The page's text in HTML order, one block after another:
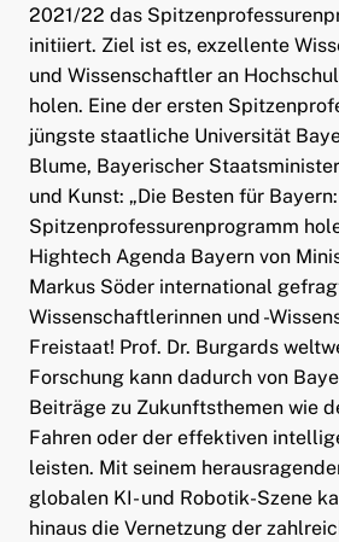
2021/22 das
initiiert. Ziel ist es, exzellente
und Wissenschaftler an
holen. Eine der ersten
jüngste staatliche Universität
Blume, Bayerischer
und Kunst: „Die Besten für
Spitzenprofessurenprogramm
Hightech Agenda Bayern von
Markus Söder international
Wissenschaftlerinnen und -
Freistaat! Prof. Dr. Burgards
Forschung kann dadurch von
Beiträge zu Zukunftsthemen wie
Fahren oder der effektiven
leisten. Mit seinem
globalen KI- und Robotik-Szene
hinaus die Vernetzung der